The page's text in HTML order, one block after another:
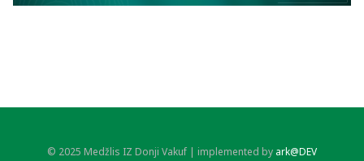
© 2025 Medžlis IZ Donji Vakuf | implemented by ark@DEV